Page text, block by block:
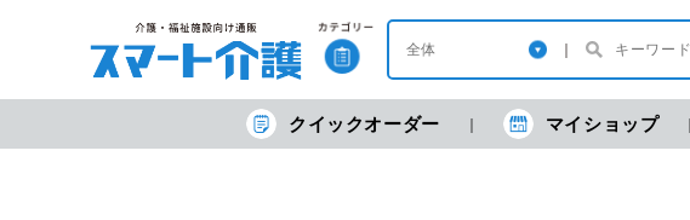
クイックオーダー マイショップ